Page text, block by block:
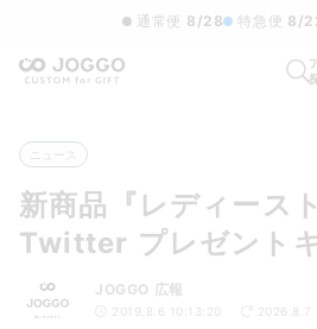
通常便 8/28 特急便 8/
ニュース
新商品『レディース
Twitter プレゼント
JOGGO 広報
2019.8.6 10:13:20 2026.8.7